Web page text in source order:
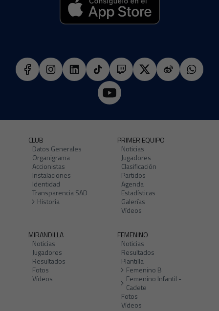
CLUB
Datos Generales
Organigrama
Accionistas
Instalaciones
Identidad
Transparencia SAD
Historia
PRIMER EQUIPO
Noticias
Jugadores
Clasificación
Partidos
Agenda
Estadísticas
Galerías
Vídeos
MIRANDILLA
Noticias
Jugadores
Resultados
Fotos
Vídeos
FEMENINO
Noticias
Resultados
Plantilla
Femenino B
Femenino Infantil -
Cadete
Fotos
Vídeos